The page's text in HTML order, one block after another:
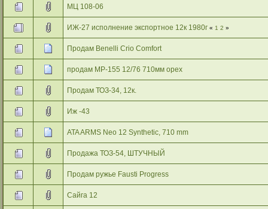
МЦ 108-06
ИЖ-27 исполнение экспортное 12к 1980г « 1 2 »
Продам Benelli Crio Comfort
продам МР-155 12/76 710мм орех
Продам ТОЗ-34, 12к.
Иж -43
ATA ARMS Neo 12 Synthetic, 710 mm
Продажа ТОЗ-54, ШТУЧНЫЙ
Продам ружье Fausti Progress
Сайга 12